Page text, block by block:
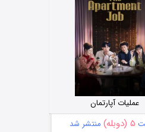
عملیات آپارتمان
۵ (دوبله) منتشر شد